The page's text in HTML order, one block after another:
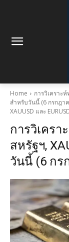
Home
การวิเคราะ
สำหรับวันนี้ (6 กรกฎา
XAUUSD และ
การวิเคร
สหรัฐฯ,
วันนี้ (6 กร